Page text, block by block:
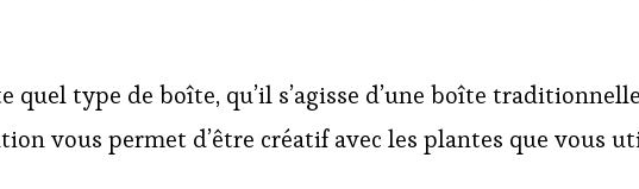
quel type de boîte, qu’il s’agisse d’une boîte
vous permet d’être créatif avec les plantes que vous